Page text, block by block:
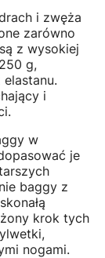
i zwęża
zarówno
z wysokiej
g,
elastanu.
i
w
je
baggy z
krok tych
nogami.